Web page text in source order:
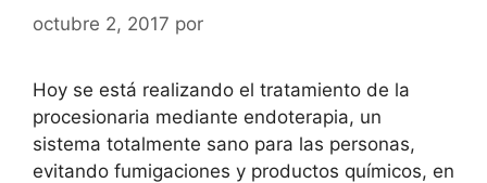
octubre 2, 2017 por
Hoy se está realizando el tratamiento de la
procesionaria mediante endoterapia, un
sistema totalmente sano para las personas,
evitando fumigaciones y productos químicos, en